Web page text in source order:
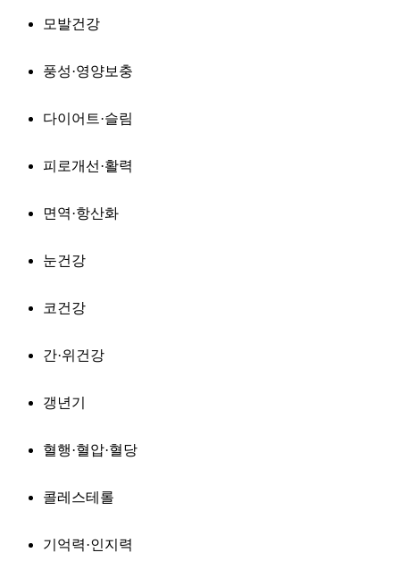
모발건강
풍성·영양보충
다이어트·슬림
피로개선·활력
면역·항산화
눈건강
코건강
간·위건강
갱년기
혈행·혈압·혈당
콜레스테롤
기억력·인지력